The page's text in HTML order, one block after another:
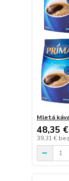
Mletá
48,35 €
39,31 €